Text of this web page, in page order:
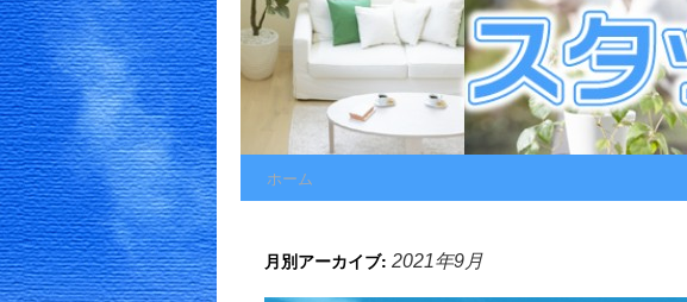
テ
ホーム
月別アーカイブ: 2021年9月